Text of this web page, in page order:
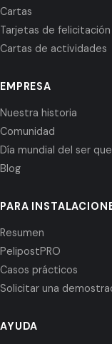
Cartas
Tarjetas de felicitación
Cartas de actividades
EMPRESA
Nuestra historia
Comunidad
Día mundial del ser
Blog
PARA
Resumen
PelipostPRO
Casos prácticos
Solicitar una
AYUDA